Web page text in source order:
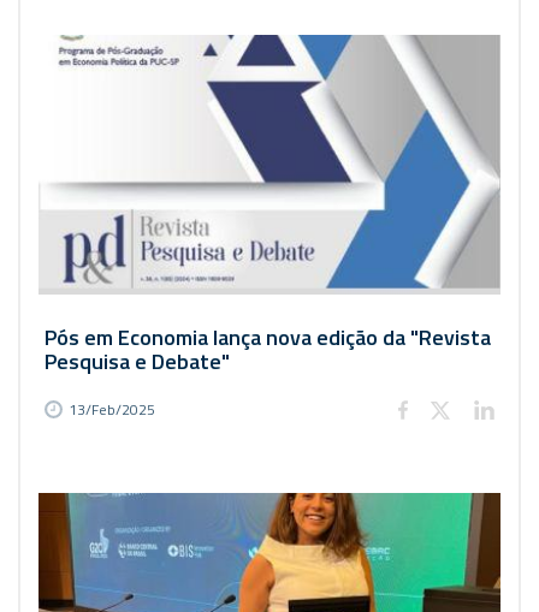
Pós em Economia lança nova edição da "Revista
Pesquisa e Debate"
13/Feb/2025